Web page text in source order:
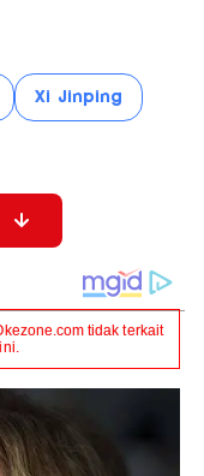
Xi Jinping